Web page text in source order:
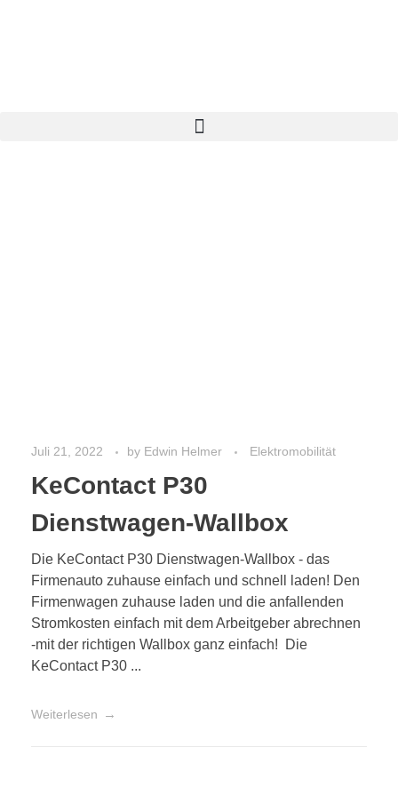
Juli 21, 2022 by Edwin Helmer Elektromobilität
KeContact P30
Dienstwagen-Wallbox
Die KeContact P30 Dienstwagen-Wallbox - das
Firmenauto zuhause einfach und schnell laden! Den
Firmenwagen zuhause laden und die anfallenden
Stromkosten einfach mit dem Arbeitgeber abrechnen
-mit der richtigen Wallbox ganz einfach! Die
KeContact P30 ...
Weiterlesen